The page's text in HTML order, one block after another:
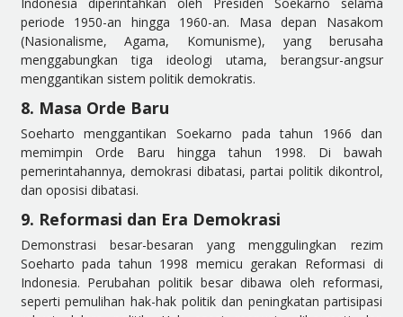
periode 1950-an hingga 1960-an. Masa depan Nasakom
(Nasionalisme, Agama, Komunisme), yang berusaha
menggabungkan tiga ideologi utama, berangsur-angsur
menggantikan sistem politik demokratis.
8. Masa Orde Baru
Soeharto menggantikan Soekarno pada tahun 1966 dan
memimpin Orde Baru hingga tahun 1998. Di bawah
pemerintahannya, demokrasi dibatasi, partai politik dikontrol,
dan oposisi dibatasi.
9. Reformasi dan Era Demokrasi
Demonstrasi besar-besaran yang menggulingkan rezim
Soeharto pada tahun 1998 memicu gerakan Reformasi di
Indonesia. Perubahan politik besar dibawa oleh reformasi,
seperti pemulihan hak-hak politik dan peningkatan partisipasi